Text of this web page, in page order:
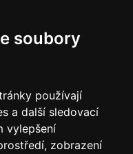
soubory
používají
a další sledovací
vylepšení
zobrazení
nezůstanou bez odezvy.